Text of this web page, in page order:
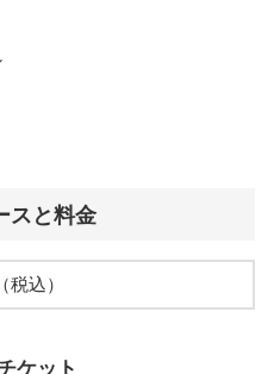
スと料金
税込）
ケット